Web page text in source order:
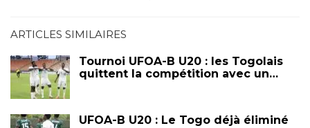
ARTICLES SIMILAIRES
Tournoi UFOA-B U20 : les Togolais
quittent la compétition avec un…
UFOA-B U20 : Le Togo déjà éliminé